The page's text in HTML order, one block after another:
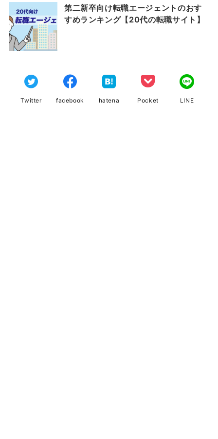
第二新卒向け転職エージェントのおす
すめランキング【20代の転職サイト】
Twitter facebook hatena Pocket LINE